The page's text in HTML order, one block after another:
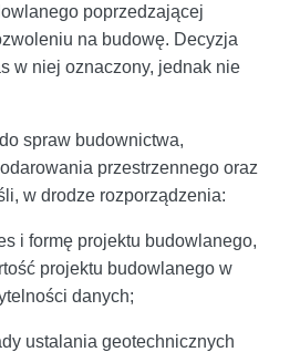
poprzedzającej
na budowę. Decyzja
w niej oznaczony, jednak nie
spraw budownictwa,
przestrzennego oraz
w drodze rozporządzenia:
i formę projektu budowlanego,
projektu budowlanego w
danych;
ustalania geotechnicznych